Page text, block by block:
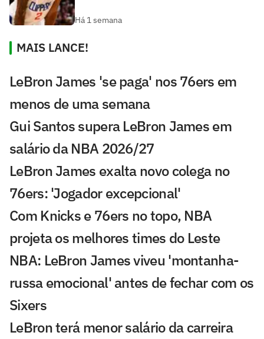
Há 1 semana
MAIS LANCE!
LeBron James 'se paga' nos 76ers em
menos de uma semana
Gui Santos supera LeBron James em
salário da NBA 2026/27
LeBron James exalta novo colega no
76ers: 'Jogador excepcional'
Com Knicks e 76ers no topo, NBA
projeta os melhores times do Leste
NBA: LeBron James viveu 'montanha-
russa emocional' antes de fechar com os
Sixers
LeBron terá menor salário da carreira